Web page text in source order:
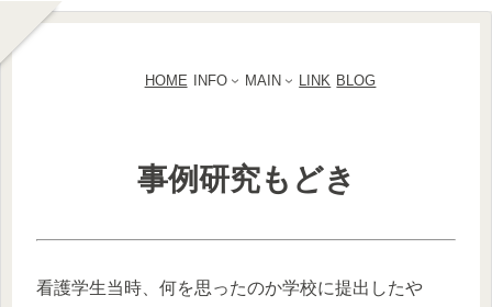
HOME INFO MAIN LINK BLOG
事例研究もどき
看護学生当時、何を思ったのか学校に提出したや